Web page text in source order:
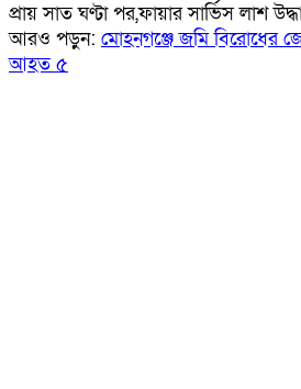
প্রায় সাত ঘণ্টা পর,ফায়ার সার্ভিস লাশ
আরও পড়ুন: মোহনগঞ্জে জমি বিরোধের
আহত ৫